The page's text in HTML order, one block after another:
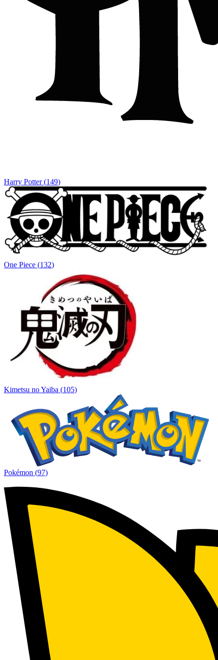
Harry Potter (149)
One Piece (132)
Kimetsu no Yaiba (105)
Pokémon (97)